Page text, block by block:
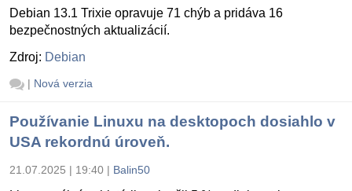
Debian 13.1 Trixie opravuje 71 chýb a pridáva 16
bezpečnostných aktualizácií.
Zdroj: Debian
| Nová verzia
Používanie Linuxu na desktopoch dosiahlo v
USA rekordnú úroveň.
21.07.2025 | 19:40 | Balin50